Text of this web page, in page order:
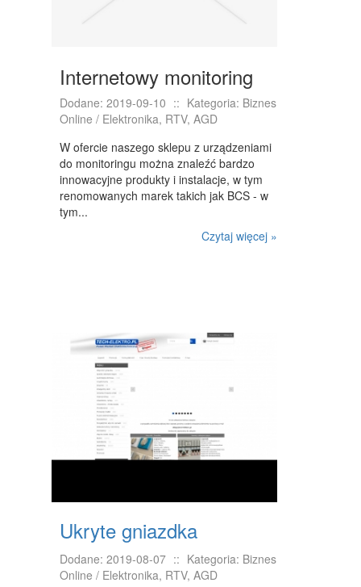
SALONY, KOMISY
PUBLIC RELATIONS
AGENCJE REKLAMOWE
MATERIAŁY REKLAMOWE
WIGOR
ZAJĘCIA SPORTOWE I REKREACYJNE
PRODUKCJA
INFORMATYCZNE
RESTAURACJE, CATERING
FOTOGRAFIA
OPIEKA
Internetowy monitoring
Dodane: 2019-09-10 :: Kategoria: Biznes
Online / Elektronika, RTV, AGD
W ofercie naszego sklepu z urządzeniami
do monitoringu można znaleźć bardzo
innowacyjne produkty i instalacje, w tym
renomowanych marek takich jak BCS - w
tym...
Czytaj więcej »
Ukryte gniazdka
Dodane: 2019-08-07 :: Kategoria: Biznes
Online / Elektronika, RTV, AGD